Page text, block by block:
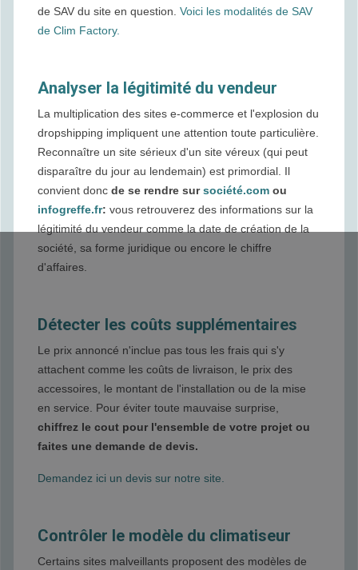
de SAV du site en question. Voici les modalités de SAV
de Clim Factory.
Analyser la légitimité du vendeur
La multiplication des sites e-commerce et l'explosion du
dropshipping impliquent une attention toute particulière.
Reconnaître un site sérieux d'un site véreux (qui peut
disparaître du jour au lendemain) est primordial. Il
convient donc de se rendre sursociété.com ou
infogreffe.fr: vous retrouverez des informations sur la
légitimité du vendeur comme la date de création de la
société, sa forme juridique ou encore le chiffre
d'affaires.
Détecter les coûts supplémentaires
Le prix annoncé n'inclue pas tous les frais qui s'y
attachent comme les coûts de livraison, le prix des
accessoires, le montant de l'installation ou de la mise
en service. Pour éviter toute mauvaise surprise,
chiffrez le cout pour l'ensemble de votre projet ou
faites une demande de devis.
Demandez ici un devis sur notre site.
Contrôler le modèle du climatiseur
Certains sites malveillants proposent des modèles de